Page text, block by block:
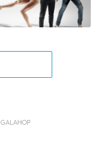
GALAHOP